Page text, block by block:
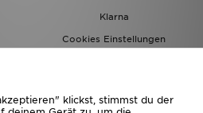
Klarna
Cookies Einstellungen
klickst, stimmst du der